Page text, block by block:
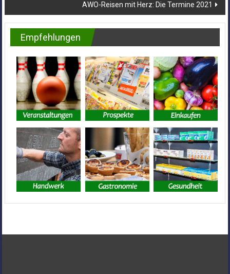
AWO-Reisen mit Herz: Die Termine 2021
Empfehlungen